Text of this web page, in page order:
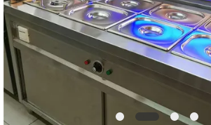
PRIVACY
POLICY